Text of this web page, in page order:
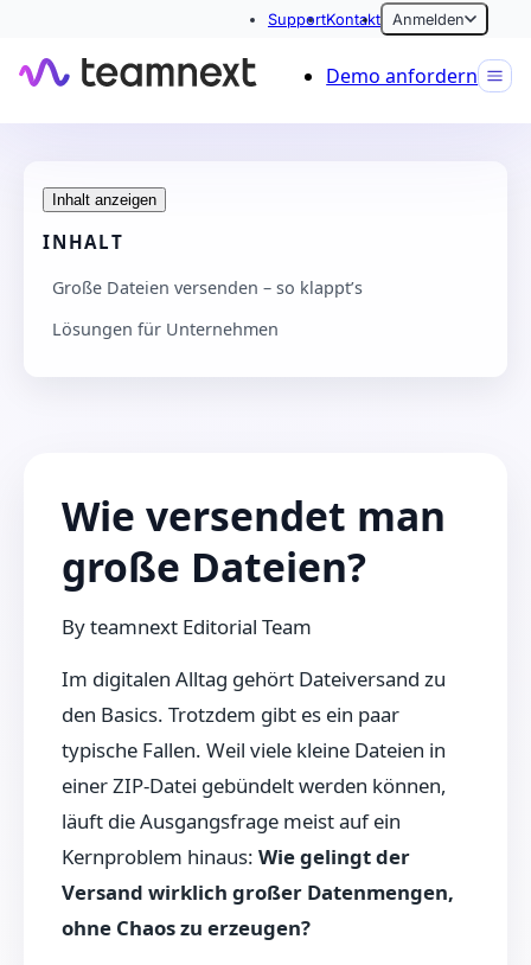
SupportKontakt Anmelden
Demo anfordern
Inhalt anzeigen
INHALT
Große Dateien versenden – so klappt’s
Lösungen für Unternehmen
Wie versendet man
große Dateien?
Byteamnext Editorial Team
Im digitalen Alltag gehört Dateiversand zu
den Basics. Trotzdem gibt es ein paar
typische Fallen. Weil viele kleine Dateien in
einer ZIP-Datei gebündelt werden können,
läuft die Ausgangsfrage meist auf ein
Kernproblem hinaus: Wie gelingt der
Versand wirklich großer Datenmengen,
ohne Chaos zu erzeugen?